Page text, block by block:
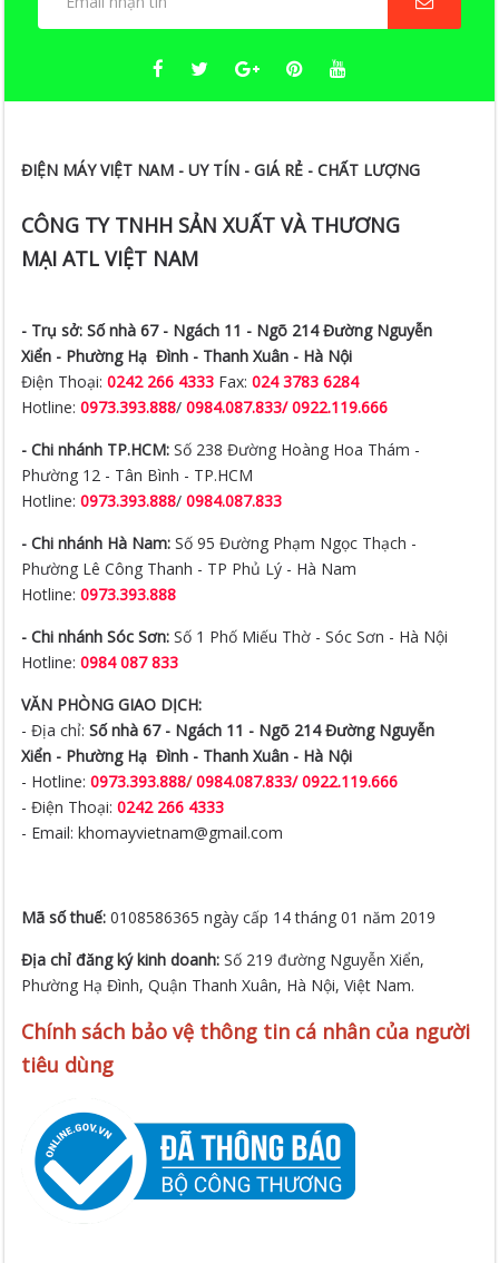
ĐIỆN MÁY VIỆT NAM - UY TÍN - GIÁ RẺ - CHẤT LƯỢNG
CÔNG TY TNHH SẢN XUẤT VÀ THƯƠNG
MẠI ATL VIỆT NAM
- Trụ sở: Số nhà 67 - Ngách 11 - Ngõ 214 Đường Nguyễn
Xiển - Phường Hạ Đình - Thanh Xuân - Hà Nội
Điện Thoại:0242 266 4333 Fax:024 3783 6284
Hotline:0973.393.888/0984.087.833/ 0922.119.666
- Chi nhánh TP.HCM: Số 238 Đường Hoàng Hoa Thám -
Phường 12 - Tân Bình - TP.HCM
Hotline:0973.393.888/0984.087.833
- Chi nhánh Hà Nam: Số 95 Đường Phạm Ngọc Thạch -
Phường Lê Công Thanh - TP Phủ Lý - Hà Nam
Hotline:0973.393.888
- Chi nhánh Sóc Sơn: Số 1 Phố Miếu Thờ - Sóc Sơn - Hà Nội
Hotline:0984 087 833
VĂN PHÒNG GIAO DỊCH:
- Địa chỉ:Số nhà 67 - Ngách 11 - Ngõ 214 Đường Nguyễn
Xiển - Phường Hạ Đình - Thanh Xuân - Hà Nội
- Hotline:0973.393.888/ 0984.087.833/ 0922.119.666
- Điện Thoại:0242 266 4333
- Email: khomayvietnam@gmail.com
Mã số thuế:0108586365 ngày cấp 14 tháng 01 năm 2019
Địa chỉ đăng ký kinh doanh:Số 219 đường Nguyễn Xiển,
Phường Hạ Đình, Quận Thanh Xuân, Hà Nội, Việt Nam.
Chính sách bảo vệ thông tin cá nhân của người
tiêu dùng